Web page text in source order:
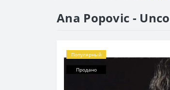
Ana Popovic -
Популярный
Продано